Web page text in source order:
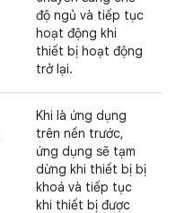
độ ngủ và tiếp tục
hoạt động khi
thiết bị hoạt động
trở lại.
Khi là ứng dụng
trên nền trước,
ứng dụng sẽ tạm
dừng khi thiết bị bị
khoá và tiếp tục
khi thiết bị được